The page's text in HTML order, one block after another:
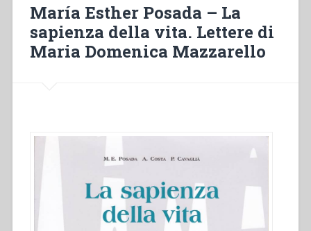
e
prima
Superiora
Ausiliatrice,
vol.
2”
María Esther Posada – La
sapienza della vita. Lettere di
Maria Domenica Mazzarello